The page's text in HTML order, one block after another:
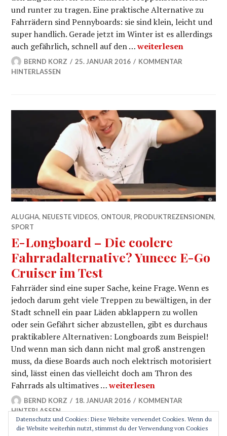
und runter zu tragen. Eine praktische Alternative zu
Fahrrädern sind Pennyboards: sie sind klein, leicht und
super handlich. Gerade jetzt im Winter ist es allerdings
auch gefährlich, schnell auf den …GLOW in the dark
weiterlesen
BERND KORZ 25. JANUAR 2016
KOMMENTAR
HINTERLASSEN
ALUGHA, NEUESTE VIDEOS, ONTOUR, PRODUKTREZENSIONEN,
SPORT
E-Longboard – Die coolere
Fahrradalternative? Yuneec E-Go
Cruiser im Test
Fahrräder sind eine super Sache, keine Frage. Wenn es
jedoch darum geht viele Treppen zu bewältigen, in der
Stadt schnell ein paar Läden abklappern zu wollen
oder sein Gefährt sicher abzustellen, gibt es durchaus
praktikablere Alternativen: Longboards zum Beispiel!
Und wenn man sich dann nicht mal groß anstrengen
muss, da diese Boards auch noch elektrisch motorisiert
sind, lässt einen das vielleicht doch am Thron des
Fahrrads als ultimatives …E-Longboard – Die coolere
weiterlesen
BERND KORZ 18. JANUAR 2016
KOMMENTAR
HINTERLASSEN
Datenschutz und Cookies: Diese Website verwendet Cookies. Wenn du
die Website weiterhin nutzt, stimmst du der Verwendung von Cookies